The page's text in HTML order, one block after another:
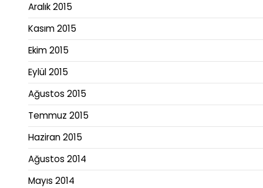
Aralık 2015
Kasım 2015
Ekim 2015
Eylül 2015
Ağustos 2015
Temmuz 2015
Haziran 2015
Ağustos 2014
Mayıs 2014